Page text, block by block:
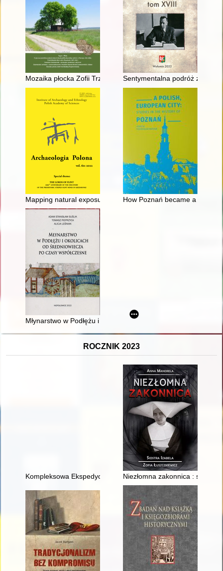
Mozaika płocka Zofii Trzebińskiej Nagabczyńskiej
Sentymentalna podróż z
Mapping natural exposures of siliceous marls and cherts as
How Poznań became a
Młynarstwo w Podłężu i okolicach od średniowiecza po czasy
ROCZNIK 2023
Kompleksowa Ekspedycja Jaćwieska : narracje i archiwa :
Niezłomna zakonnica : siostra